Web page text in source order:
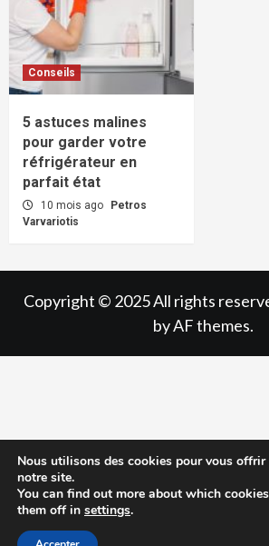
Conseils
5 astuces malines
pour garder votre
réfrigérateur en
parfait état
10 mois ago
Petros
Varvariotis
Copyright © 2025 All rights
by AF themes.
Nous utilisons des cookies pour vous
notre site.
You can find out more about which
them off in settings.